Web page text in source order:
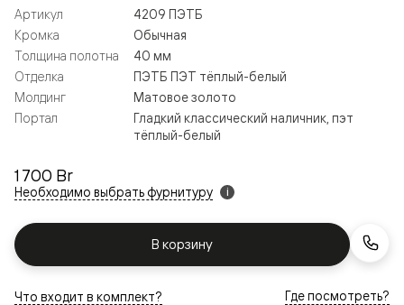
1 700 Br
Необходимо выбрать фурнитуру i
В корзину
Артикул
4209 ПЭТБ
Кромка
Обычная
Толщина полотна
40 мм
Отделка
ПЭТБ ПЭТ тёплый-белый
Молдинг
Матовое золото
Портал
Гладкий классический наличник, пэт
тёплый-белый
Что входит в комплект? Где посмотреть?